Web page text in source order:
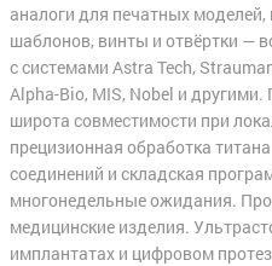
аналоги для печатных моделей,
шаблонов, винты и отвёртки —
с системами Astra Tech,
Alpha-Bio, MIS, Nobel и
широта совместимости при
прецизионная обработка
соединений и складская
многонедельные ожидания.
медицинские изделия.
имплантатах и цифровом